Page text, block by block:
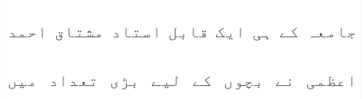
جامعہ کے ہی ایک قابل استاد مشتاق احمد
اعظمی نے بچوں کے لیے بڑی تعداد میں